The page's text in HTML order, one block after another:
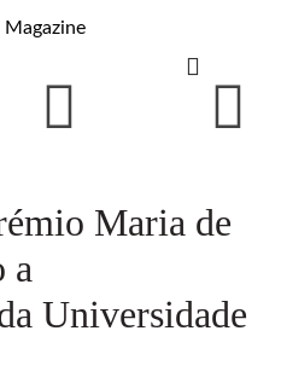
Maria de
a
Universidade